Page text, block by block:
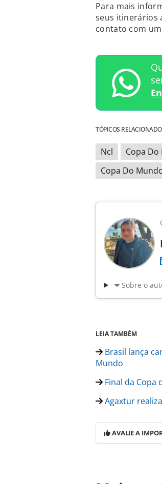
Para mais
seus itinerários
contato com um
TÓPICOS
Ncl Copa
Copa Do
Sobre o
LEIA TAMBÉM
Brasil lança
Mundo
Final da Copa
Agaxtur
AVALIE A